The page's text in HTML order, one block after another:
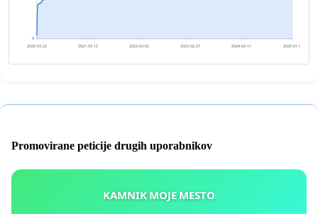
0
2020-03-22 2021-03-12 2022-03-02 2023-02-21 2024-02-11 2025-01-31
Promovirane peticije drugih uporabnikov
KAMNIK MOJE MESTO